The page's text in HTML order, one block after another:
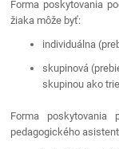
Forma poskytovania
žiaka môže byť:
individuálna
skupinová
skupinou ako
Forma poskytovania
pedagogického